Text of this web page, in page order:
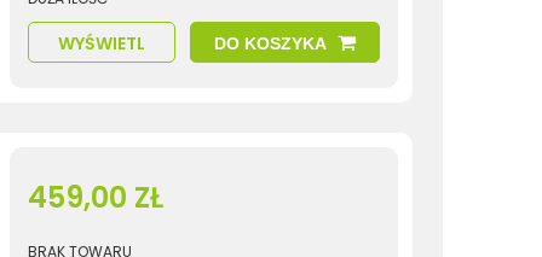
WYŚWIETL DO KOSZYKA
459,00 ZŁ
BRAK TOWARU